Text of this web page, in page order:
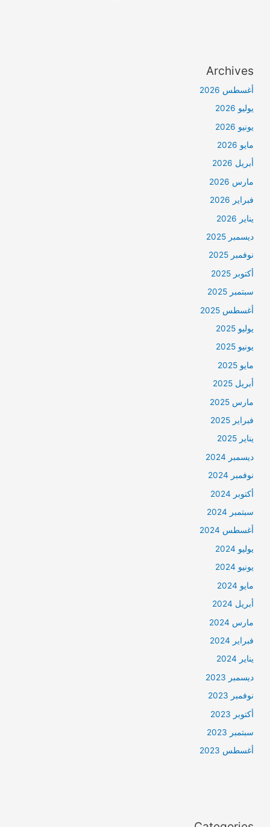
Archives
أغسطس 2026
يوليو 2026
يونيو 2026
مايو 2026
أبريل 2026
مارس 2026
فبراير 2026
يناير 2026
ديسمبر 2025
نوفمبر 2025
أكتوبر 2025
سبتمبر 2025
أغسطس 2025
يوليو 2025
يونيو 2025
مايو 2025
أبريل 2025
مارس 2025
فبراير 2025
يناير 2025
ديسمبر 2024
نوفمبر 2024
أكتوبر 2024
سبتمبر 2024
أغسطس 2024
يوليو 2024
يونيو 2024
مايو 2024
أبريل 2024
مارس 2024
فبراير 2024
يناير 2024
ديسمبر 2023
نوفمبر 2023
أكتوبر 2023
سبتمبر 2023
أغسطس 2023